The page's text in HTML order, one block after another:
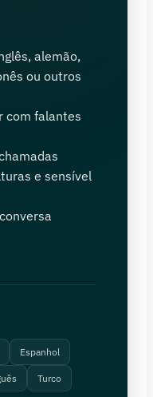
alemão,
ou outros
com falantes
e sensível
Espanhol
Turco